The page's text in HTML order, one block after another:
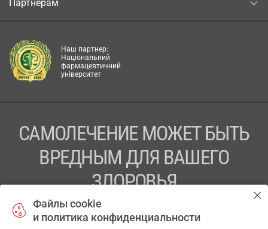
Партнёрам
Наш партнер:
Національний
фармацевтичний
університет
САМОЛЕЧЕНИЕ МОЖЕТ БЫТЬ
ВРЕДНЫМ ДЛЯ ВАШЕГО
ЗДОРОВЬЯ
ПЕРЕД ПРИМЕНЕНИЕМ ПРЕПАРАТА
ПРОКОНСУЛЬТИРУЙТЕСЬ С ВРАЧОМ
Файлы cookie
и политика конфиденциальности